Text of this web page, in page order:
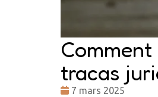
tracas
Date
7 mars 2025